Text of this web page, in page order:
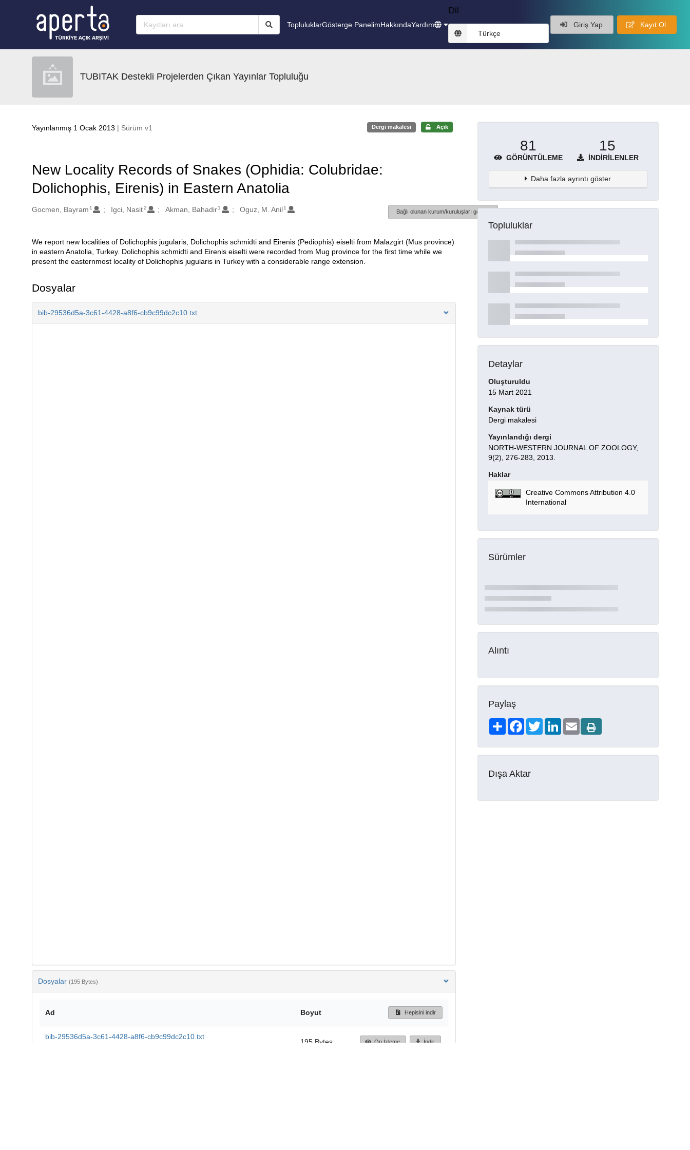
TopluluklarGösterge PanelimHakkındaYardım
Dil
Türkçe
Giriş Yap Kayıt Ol
TUBITAK Destekli Projelerden Çıkan Yayınlar Topluluğu
Yayınlanmış 1 Ocak 2013 | Sürüm v1 Dergi makalesi Açık
New Locality Records of Snakes (Ophidia: Colubridae:
Dolichophis, Eirenis) in Eastern Anatolia
Oluşturanlar
Gocmen, Bayram 1 Igci, Nasit2 Akman, Bahadir1 Oguz, M. Anil1
Bağlı olunan kurum/kuruluşları göster
Açıklama
We report new localities of Dolichophis jugularis, Dolichophis schmidti and Eirenis (Pediophis) eiselti from Malazgirt (Mus province)
in eastern Anatolia, Turkey. Dolichophis schmidti and Eirenis eiselti were recorded from Mug province for the first time while we
present the easternmost locality of Dolichophis jugularis in Turkey with a considerable range extension.
Dosyalar
bib-29536d5a-3c61-4428-a8f6-cb9c99dc2c10.txt
Dosyalar (195 Bytes)
Ad Boyut Hepisini indir
bib-29536d5a-3c61-4428-a8f6-cb9c99dc2c10.txt
195 Bytes Ön İzleme İndir
81
GÖRÜNTÜLEME
15
İNDIRILENLER
Daha fazla ayrıntı göster
Topluluklar
Detaylar
Oluşturuldu
15 Mart 2021
Kaynak türü
Dergi makalesi
Yayınlandığı dergi
NORTH-WESTERN JOURNAL OF ZOOLOGY,
9(2), 276-283, 2013.
Haklar
Creative Commons Attribution 4.0
International
Sürümler
Alıntı
Paylaş
ShareFacebookTwitterLinkedIn
Email
Dışa Aktar